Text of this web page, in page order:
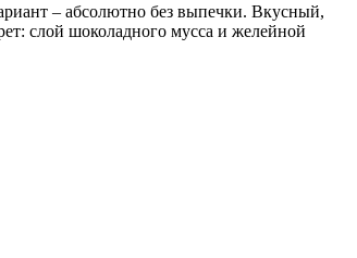
– абсолютно без выпечки. Вкусный,
слой шоколадного мусса и желейной